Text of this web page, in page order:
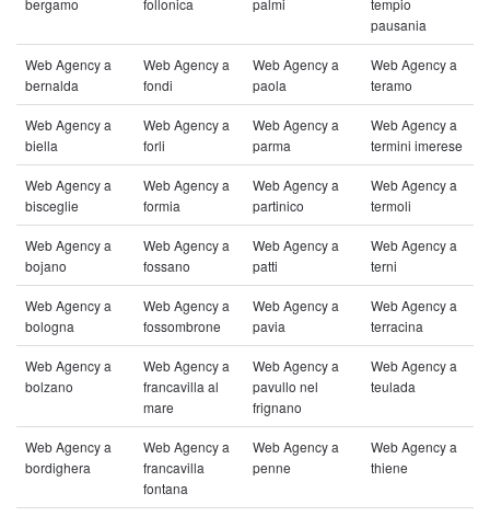
bergamo
follonica
palmi
tempio
pausania
Web Agency a
bernalda
Web Agency a
fondi
Web Agency a
paola
Web Agency a
teramo
Web Agency a
biella
Web Agency a
forli
Web Agency a
parma
Web Agency a
termini imerese
Web Agency a
bisceglie
Web Agency a
formia
Web Agency a
partinico
Web Agency a
termoli
Web Agency a
bojano
Web Agency a
fossano
Web Agency a
patti
Web Agency a
terni
Web Agency a
bologna
Web Agency a
fossombrone
Web Agency a
pavia
Web Agency a
terracina
Web Agency a
bolzano
Web Agency a
francavilla al
mare
Web Agency a
pavullo nel
frignano
Web Agency a
teulada
Web Agency a
bordighera
Web Agency a
francavilla
fontana
Web Agency a
penne
Web Agency a
thiene